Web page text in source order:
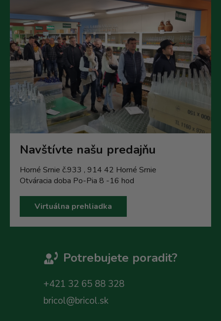
Navštívte našu predajňu
Horné Srnie č.933 , 914 42 Horné Srnie
Otváracia doba Po-Pia 8 -16 hod
Virtuálna prehliadka
Potrebujete poradit?
+421 32 65 88 328
bricol@bricol.sk